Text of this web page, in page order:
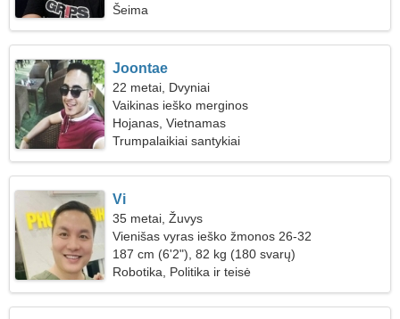
Šeima
Joontae
22 metai, Dvyniai
Vaikinas ieško merginos
Hojanas, Vietnamas
Trumpalaikiai santykiai
Vi
35 metai, Žuvys
Vienišas vyras ieško žmonos 26-32
187 cm (6'2"), 82 kg (180 svarų)
Robotika, Politika ir teisė